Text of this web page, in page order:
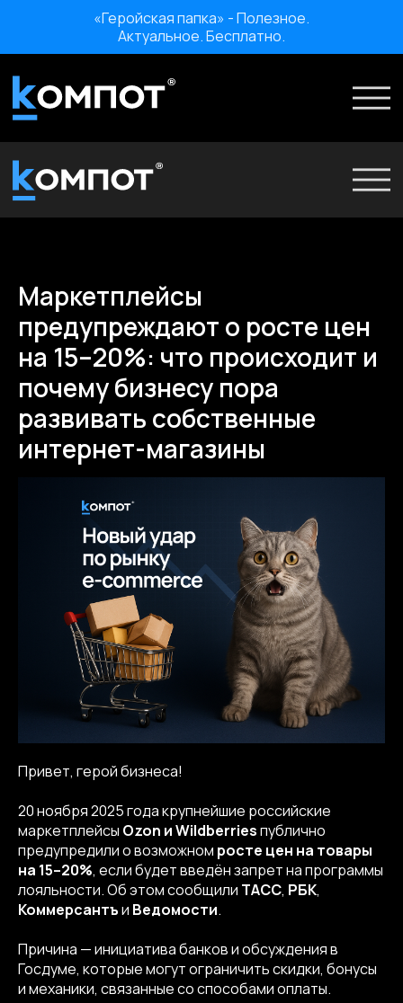
«Геройская папка» - Полезное. Актуальное. Бесплатно.
«Геройская папка» - Полезное.
Актуальное. Бесплатно.
Мероприятия
Проекты
О нас
Мероприятия
Карьера
Маркетплейсы
предупреждают о росте цен
на 15–20%: что происходит и
почему бизнесу пора
развивать собственные
интернет-магазины
Привет, герой бизнеса!
20 ноября 2025 года крупнейшие российские
маркетплейсы Ozon и Wildberriesпублично
предупредили о возможном росте цен на товары
на 15–20%, если будет введён запрет на программы
лояльности. Об этом сообщили ТАСС, РБК,
Коммерсантъи Ведомости.
Причина — инициатива банков и обсуждения в
Госдуме, которые могут ограничить скидки, бонусы
и механики, связанные со способами оплаты.